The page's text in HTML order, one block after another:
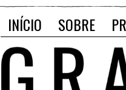
INÍCIO SOBRE